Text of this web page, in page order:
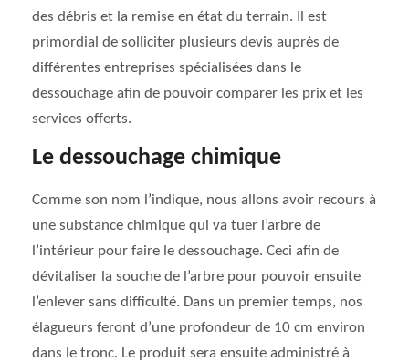
des débris et la remise en état du terrain. Il est
primordial de solliciter plusieurs devis auprès de
différentes entreprises spécialisées dans le
dessouchage afin de pouvoir comparer les prix et les
services offerts.
Le dessouchage chimique
Comme son nom l’indique, nous allons avoir recours à
une substance chimique qui va tuer l’arbre de
l’intérieur pour faire le dessouchage. Ceci afin de
dévitaliser la souche de l’arbre pour pouvoir ensuite
l’enlever sans difficulté. Dans un premier temps, nos
élagueurs feront d’une profondeur de 10 cm environ
dans le tronc. Le produit sera ensuite administré à